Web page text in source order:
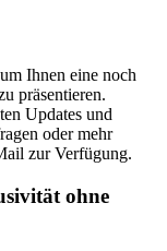
Ihnen eine noch
präsentieren.
Updates und
oder mehr
zur Verfügung.
ohne